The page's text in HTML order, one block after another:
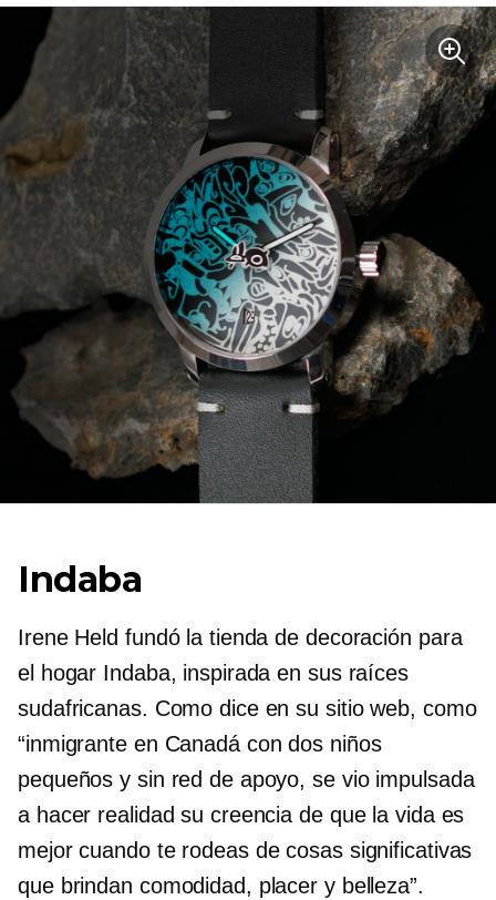
Indaba
Irene Held fundó la tienda de decoración para
el hogar Indaba, inspirada en sus raíces
sudafricanas. Como dice en su sitio web, como
“inmigrante en Canadá con dos niños
pequeños y sin red de apoyo, se vio impulsada
a hacer realidad su creencia de que la vida es
mejor cuando te rodeas de cosas significativas
que brindan comodidad, placer y belleza”.